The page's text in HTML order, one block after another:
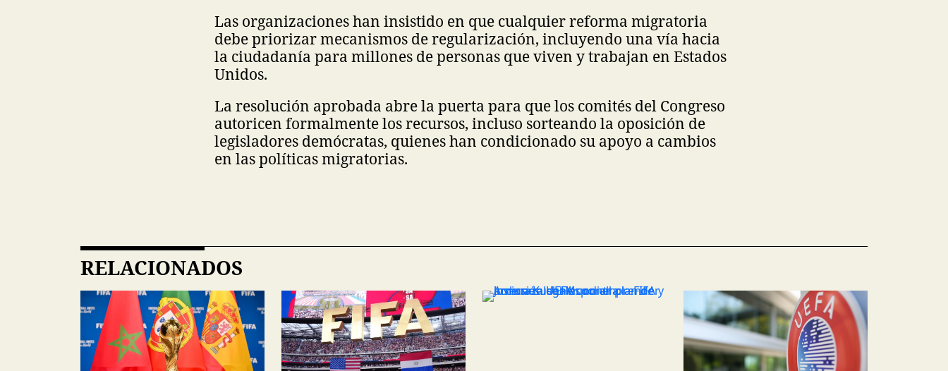
Las organizaciones han insistido en que cualquier reforma migratoria
debe priorizar mecanismos de regularización, incluyendo una vía hacia
la ciudadanía para millones de personas que viven y trabajan en Estados
Unidos.
La resolución aprobada abre la puerta para que los comités del Congreso
autoricen formalmente los recursos, incluso sorteando la oposición de
legisladores demócratas, quienes han condicionado su apoyo a cambios
en las políticas migratorias.
RELACIONADOS